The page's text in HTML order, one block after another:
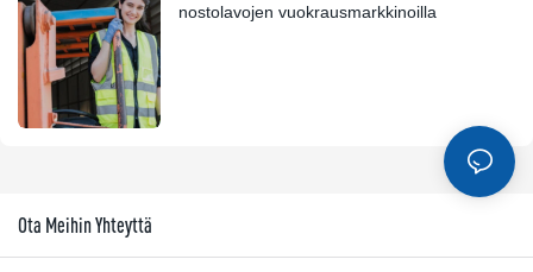
nostolavojen vuokrausmarkkinoilla
Ota Meihin Yhteyttä